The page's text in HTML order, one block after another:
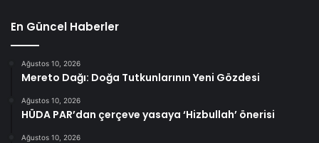
En Güncel Haberler
Ağustos 10, 2026
Mereto Dağı: Doğa Tutkunlarının Yeni Gözdesi
Ağustos 10, 2026
HÜDA PAR’dan çerçeve yasaya ‘Hizbullah’ önerisi
Ağustos 10, 2026